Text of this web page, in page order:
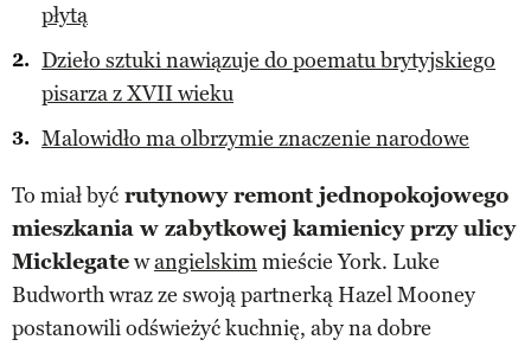
płytą
Dzieło sztuki nawiązuje do poematu brytyjskiego
pisarza z XVII wieku
Malowidło ma olbrzymie znaczenie narodowe
To miał być rutynowy remont jednopokojowego
mieszkania w zabytkowej kamienicy przy ulicy
Micklegatewangielskimmieście York. Luke
Budworth wraz ze swoją partnerką Hazel Mooney
postanowili odświeżyć kuchnię, aby na dobre